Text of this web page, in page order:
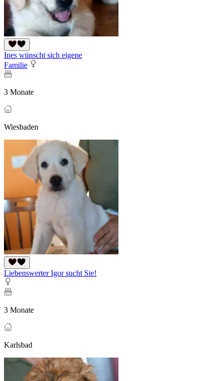
Ines wünscht sich eigene
Familie
3 Monate
Wiesbaden
Liebenswerter Igor sucht Sie!
3 Monate
Karlsbad